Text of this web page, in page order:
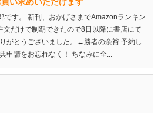
です。 新刊、おかげさまでAmazonランキン
文だけで制覇できたので8日以降に書店にて
がとうございました。←勝者の余裕 予約し
申請をお忘れなく！ ちなみに全...